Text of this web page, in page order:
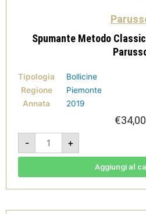
Spumante Metodo
Tipologia
Bollicine
Regione
Piemonte
Annata
2019
€34,00
-
Spumante
Metodo
Classico
Extra
Parusso
+
Aggiungi al